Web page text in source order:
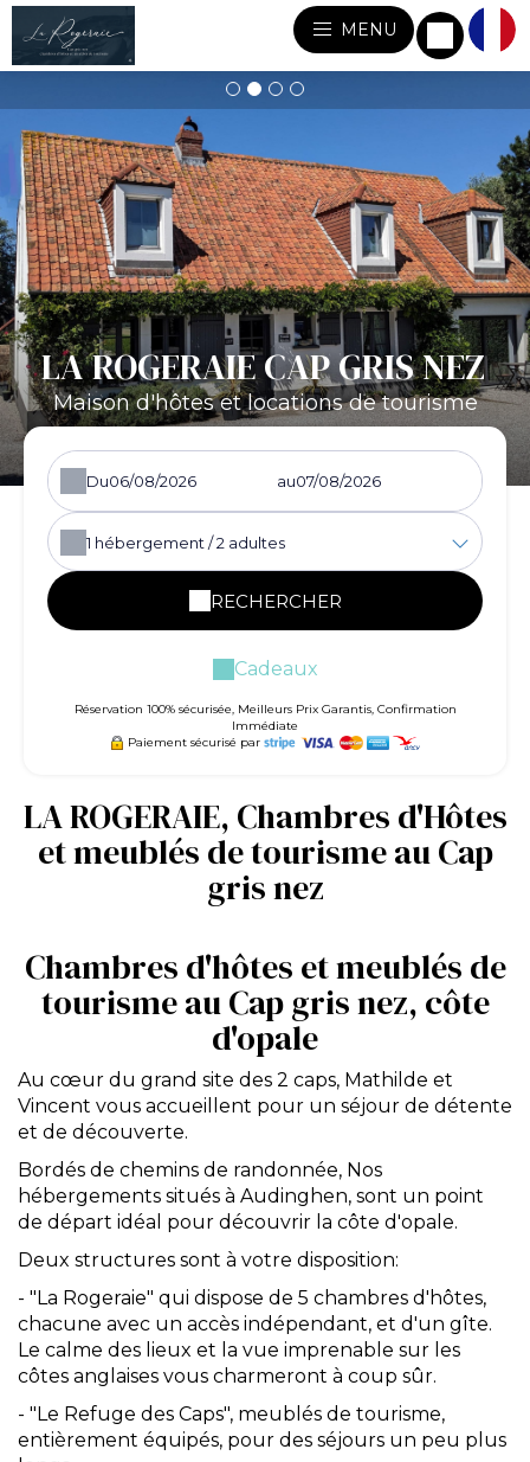
MENU
LA ROGERAIE CAP GRIS NEZ
Maison d'hôtes et locations de tourisme
Du au
1 hébergement /2 adultes
RECHERCHER
Cadeaux
Réservation 100% sécurisée, Meilleurs Prix Garantis, Confirmation
Immédiate
Paiement sécurisé par
LA ROGERAIE, Chambres d'Hôtes
et meublés de tourisme au Cap
gris nez
Chambres d'hôtes et meublés de
tourisme au Cap gris nez, côte
d'opale
Au cœur du grand site des 2 caps, Mathilde et
Vincent vous accueillent pour un séjour de détente
et de découverte.
Bordés de chemins de randonnée, Nos
hébergements situés à Audinghen, sont un point
de départ idéal pour découvrir la côte d'opale.
Deux structures sont à votre disposition:
- "La Rogeraie" qui dispose de 5 chambres d'hôtes,
chacune avec un accès indépendant, et d'un gîte.
Le calme des lieux et la vue imprenable sur les
côtes anglaises vous charmeront à coup sûr.
- "Le Refuge des Caps", meublés de tourisme,
entièrement équipés, pour des séjours un peu plus